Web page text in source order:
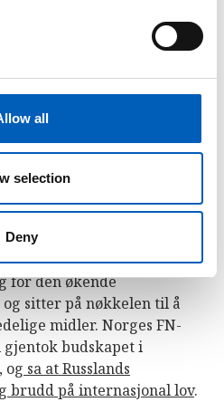
all
selection
Deny
og USA som ba om
medlemmer støtter
ABC nyheter.
støtter Ukrainas
integritet.
Huitfeldtsier på twitter
for den økende
og sitter på nøkkelen til å
midler. Norges FN-
gjentok budskapet i
og sa at Russlands
brudd på internasjonal lov.